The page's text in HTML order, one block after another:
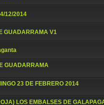
12/2014
GUADARRAMA V1
GUADARRAMA
23 DE FEBRERO 2014
LOS EMBALSES DE